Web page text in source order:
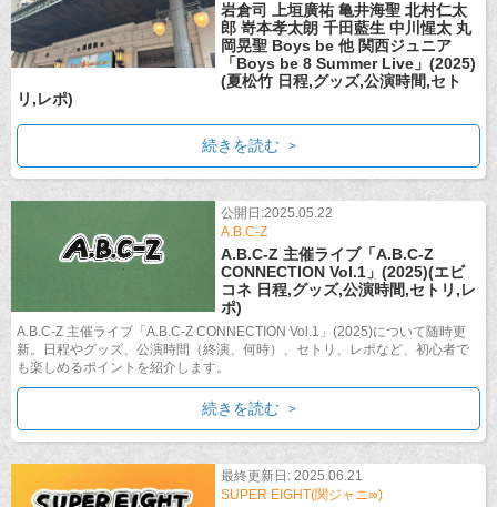
岩倉司 上垣廣祐 亀井海聖 北村仁太
郎 嵜本孝太朗 千田藍生 中川惺太 丸
岡晃聖 Boys be 他 関西ジュニア
「Boys be 8 Summer Live」(2025)
(夏松竹 日程,グッズ,公演時間,セト
リ,レポ)
続きを読む
公開日:2025.05.22
A.B.C-Z
A.B.C-Z 主催ライブ「A.B.C-Z
CONNECTION Vol.1」(2025)(エビ
コネ 日程,グッズ,公演時間,セトリ,レ
ポ)
A.B.C-Z 主催ライブ「A.B.C-Z CONNECTION Vol.1」(2025)について随時更
新。日程やグッズ、公演時間（終演、何時）、セトリ、レポなど、初心者で
も楽しめるポイントを紹介します。
続きを読む
最終更新日: 2025.06.21
SUPER EIGHT(関ジャニ∞)